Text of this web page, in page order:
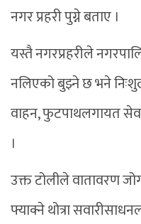
नगर प्रहरी पुग्ने बताए ।
यस्तै नगरप्रहरीले
नलिएको बुझ्ने छ भने
वाहन, फुटपाथलगायत
।
उक्त टोलीले वातावरण
फ्याक्ने थोत्रा